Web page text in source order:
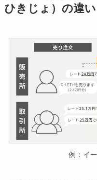
ひきじょ）の違い
例：イ